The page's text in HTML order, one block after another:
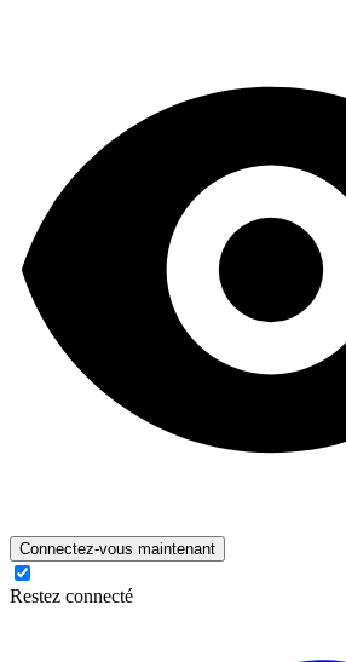
Connectez-vous maintenant
Restez connecté